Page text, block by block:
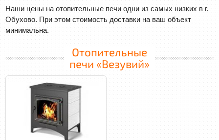
Наши цены на отопительные печи одни из самых низких в г.
Обухово. При этом стоимость доставки на ваш объект
минимальна.
Отопительные
печи «Везувий»